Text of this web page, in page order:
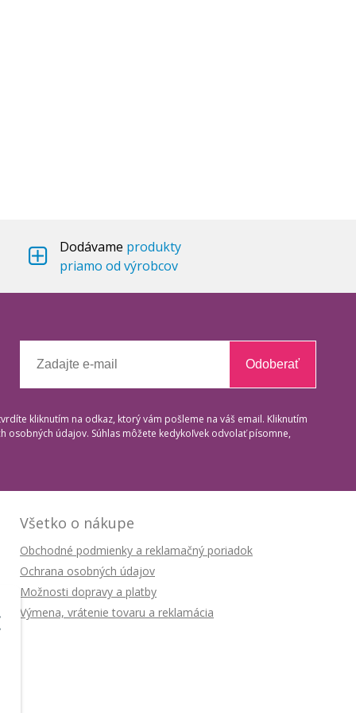
Dodávame produkty
priamo od výrobcov
Odoberať
kliknutím na odkaz, ktorý vám pošleme na váš email. Kliknutím
osobných údajov. Súhlas môžete kedykoľvek odvolať písomne,
Všetko o nákupe
Obchodné podmienky a reklamačný poriadok
Ochrana osobných údajov
Možnosti dopravy a platby
Výmena, vrátenie tovaru a reklamácia